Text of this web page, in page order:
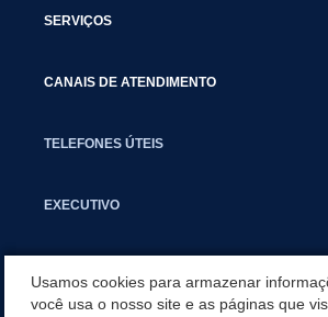
SERVIÇOS
CANAIS DE ATENDIMENTO
TELEFONES ÚTEIS
EXECUTIVO
Usamos cookies para armazenar
você usa o nosso site e as páginas que